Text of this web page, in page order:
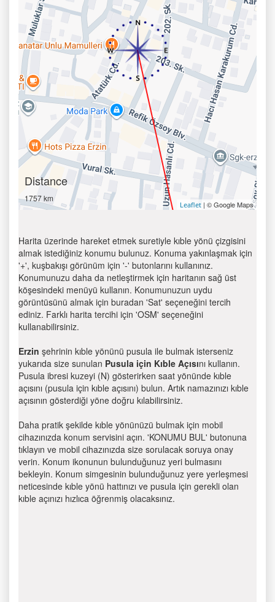
Distance
1757 km
Leaflet | © Google Maps
Harita üzerinde hareket etmek suretiyle kıble yönü çizgisini
almak istediğiniz konumu bulunuz. Konuma yakınlaşmak için
'+', kuşbakışı görünüm için '-' butonlarını kullanınız.
Konumunuzu daha da netleştirmek için haritanın sağ üst
köşesindeki menüyü kullanın. Konumunuzun uydu
görüntüsünü almak için buradan 'Sat' seçeneğini tercih
ediniz. Farklı harita tercihi için 'OSM' seçeneğini
kullanabilirsiniz.
Erzin şehrinin kıble yönünü pusula ile bulmak isterseniz
yukarıda size sunulan Pusula için Kıble Açısını kullanın.
Pusula ibresi kuzeyi (N) gösterirken saat yönünde kıble
açısını (pusula için kıble açısını) bulun. Artık namazınızı kıble
açısının gösterdiği yöne doğru kılabilirsiniz.
Daha pratik şekilde kıble yönünüzü bulmak için mobil
cihazınızda konum servisini açın. 'KONUMU BUL' butonuna
tıklayın ve mobil cihazınızda size sorulacak soruya onay
verin. Konum ikonunun bulunduğunuz yeri bulmasını
bekleyin. Konum simgesinin bulunduğunuz yere yerleşmesi
neticesinde kıble yönü hattınızı ve pusula için gerekli olan
kıble açınızı hızlıca öğrenmiş olacaksınız.